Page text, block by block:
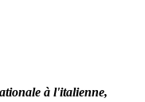
à l'italienne,